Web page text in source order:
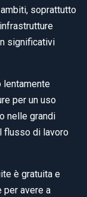
soprattutto
significativi
lentamente
per un uso
nelle grandi
flusso di lavoro
è gratuita e
per avere a